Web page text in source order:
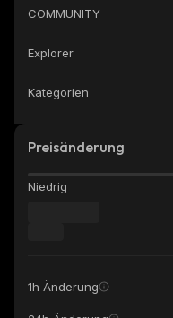
COMMUNITY
Explorer
Kategorien
Preisänderung
Niedrig
1h Änderung